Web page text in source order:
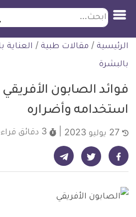
التخطي
للمحتوى
ابحث
الرئيسية / مقالات طبية / العناية
بالبشرة
فوائد الصابون
استخدامه وأضراره
3 دقائق
شارك على فيسبوك - ديلي ميديكال انفو شارك على تويتر - ديلي ميديكال انفو شارك على تيليجرام - ديلي ميديكال انفو